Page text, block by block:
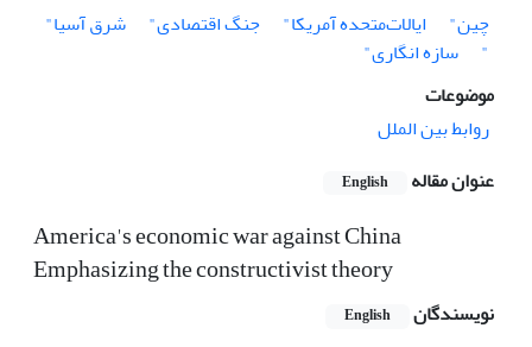
چین"
ایالات‌متحده آمریکا" جنگ اقتصادی"
شرق آسیا"
"
سازه انگاری"
موضوعات
روابط بین الملل
عنوان مقاله
English
America's economic war against China
Emphasizing the constructivist theory
نویسندگان English